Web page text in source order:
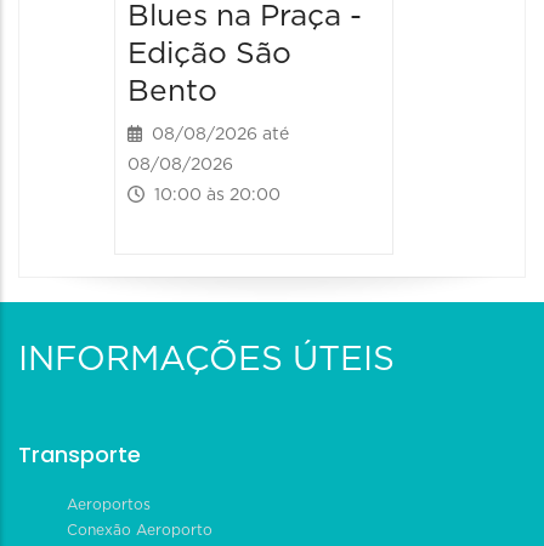
Blues na Praça -
Edição São
Bento
08/08/2026 até
08/08/2026
10:00 às 20:00
INFORMAÇÕES ÚTEIS
Transporte
Aeroportos
Conexão Aeroporto